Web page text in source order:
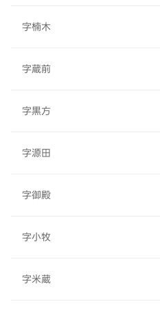
字楠木
字蔵前
字黒方
字源田
字御殿
字小牧
字米蔵